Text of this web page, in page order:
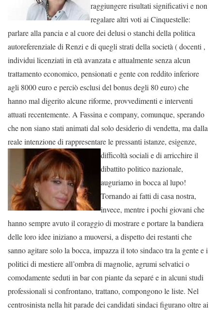
raggiungere risultati significativi e non
regalare altri voti ai Cinquestelle:
parlare alla pancia e al cuore dei delusi o stanchi della politica
autoreferenziale di Renzi e di quegli strati della società ( docenti ,
individui licenziati in età avanzata e attualmente senza alcun
trattamento economico, pensionati e gente con reddito inferiore
agli 8000 euro e perciò esclusi del bonus degli 80 euro) che
hanno mal digerito alcune riforme, provvedimenti e interventi
attuati recentemente. A Fassina e company, comunque, sperando
che non siano stati animati dal solo desiderio di vendetta, ma dalla
reale intenzione di rappresentare le pressanti istanze, esigenze,
difficoltà sociali e di arricchire il
dibattito politico nazionale,
auguriamo in bocca al lupo!
Tornando ai fatti di casa nostra,
invece, mentre i pochi giovani che
hanno sempre avuto il coraggio di mostrare e portare la bandiera
delle loro idee iniziano a muoversi, a dispetto dei restanti che
sanno agitare solo la bocca, impazza il toto sindaco tra la gente e i
politici di mestiere all’ombra di magnolie, agrumi selvatici o
comodamente seduti in bar con piante da separé e in alcuni studi
professionali si confrontano, trattano, compongono le liste. Nel
centrosinista nella hit parade dei candidati sindaci figurano oltre ai